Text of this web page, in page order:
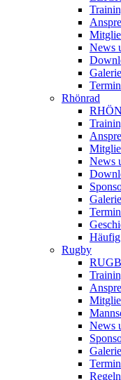
News
Galerie
Rhönrad
News
Galerie
Häufig
Rugby
News
Galerie